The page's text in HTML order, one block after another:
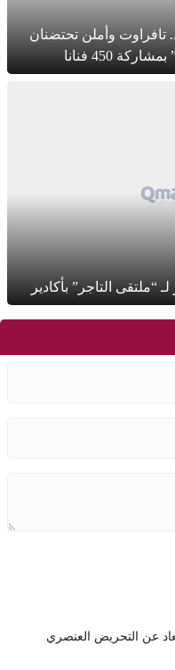
تافراوت وأملن تحتضنان
التاجر” بأكادير
عن التحريض العنصري